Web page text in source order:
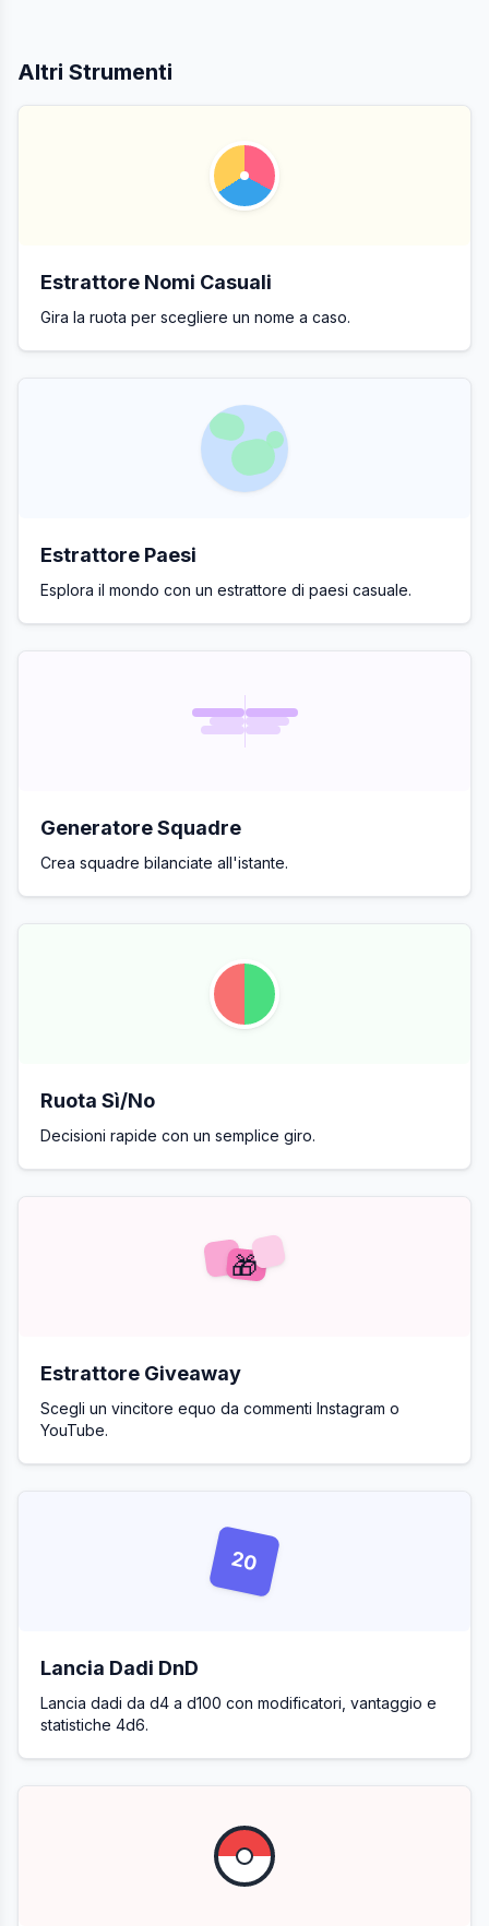
Altri Strumenti
Estrattore Nomi Casuali
Gira la ruota per scegliere un nome a caso.
Estrattore Paesi
Esplora il mondo con un estrattore di paesi casuale.
Generatore Squadre
Crea squadre bilanciate all'istante.
Ruota Sì/No
Decisioni rapide con un semplice giro.
🎁
Estrattore Giveaway
Scegli un vincitore equo da commenti Instagram o
YouTube.
20
Lancia Dadi DnD
Lancia dadi da d4 a d100 con modificatori, vantaggio e
statistiche 4d6.